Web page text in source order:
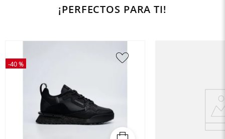
¡PERFECTOS PARA TI!
-40 %